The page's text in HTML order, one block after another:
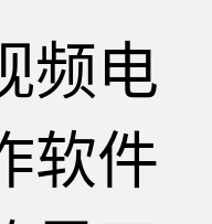
频电
软件